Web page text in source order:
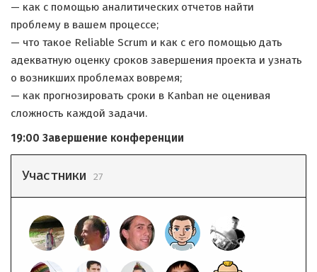
— как с помощью аналитических отчетов найти
проблему в вашем процессе;
— что такое Reliable Scrum и как с его помощью дать
адекватную оценку сроков завершения проекта и узнать
о возникших проблемах вовремя;
— как прогнозировать сроки в Kanban не оценивая
сложность каждой задачи.
19:00 Завершение конференции
Участники 27